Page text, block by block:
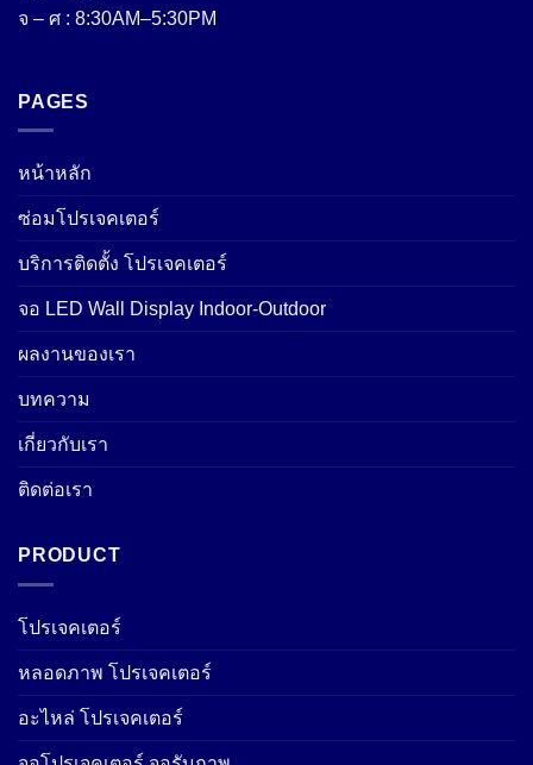
จ – ศ : 8:30AM–5:30PM
PAGES
หน้าหลัก
ซ่อมโปรเจคเตอร์
บริการติดตั้ง โปรเจคเตอร์
จอ LED Wall Display Indoor-Outdoor
ผลงานของเรา
บทความ
เกี่ยวกับเรา
ติดต่อเรา
PRODUCT
โปรเจคเตอร์
หลอดภาพ โปรเจคเตอร์
อะไหล่ โปรเจคเตอร์